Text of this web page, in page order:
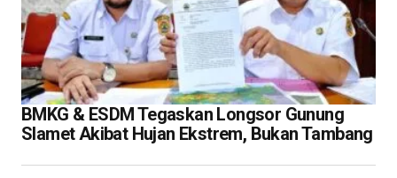
BMKG & ESDM Tegaskan Longsor Gunung
Slamet Akibat Hujan Ekstrem, Bukan Tambang